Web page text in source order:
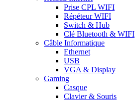
Prise CPL WIFI
Répéteur WIFI
Switch & Hub
Clé Bluetooth & WIFI
Câble Informatique
Ethernet
USB
VGA & Display
Gaming
Casque
Clavier & Souris